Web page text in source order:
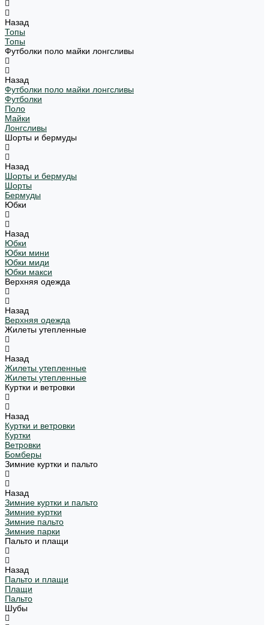
Назад
Топы
Топы
Футболки поло майки лонгсливы
Назад
Футболки поло майки лонгсливы
Футболки
Поло
Майки
Лонгсливы
Шорты и бермуды
Назад
Шорты и бермуды
Шорты
Бермуды
Юбки
Назад
Юбки
Юбки мини
Юбки миди
Юбки макси
Верхняя одежда
Назад
Верхняя одежда
Жилеты утепленные
Назад
Жилеты утепленные
Жилеты утепленные
Куртки и ветровки
Назад
Куртки и ветровки
Куртки
Ветровки
Бомберы
Зимние куртки и пальто
Назад
Зимние куртки и пальто
Зимние куртки
Зимние пальто
Зимние парки
Пальто и плащи
Назад
Пальто и плащи
Плащи
Пальто
Шубы